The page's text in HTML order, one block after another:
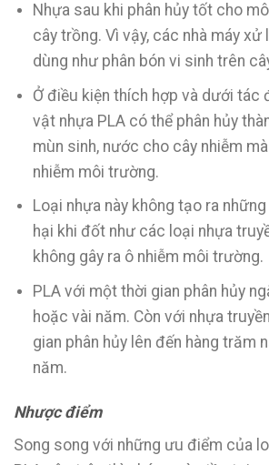
Nhựa sau khi phân hủy tốt cho
cây trồng. Vì vậy, các nhà máy
dùng như phân bón vi sinh trên
Ở điều kiện thích hợp và dưới tác
vật nhựa PLA có thể phân hủy
mùn sinh, nước cho cây nhiễm
nhiễm môi trường.
Loại nhựa này không tạo ra
hại khi đốt như các loại nhựa
không gây ra ô nhiễm môi trường.
PLA với một thời gian phân hủy
hoặc vài năm. Còn với nhựa
gian phân hủy lên đến hàng trăm
năm.
Nhược điểm
Song song với những ưu điểm của